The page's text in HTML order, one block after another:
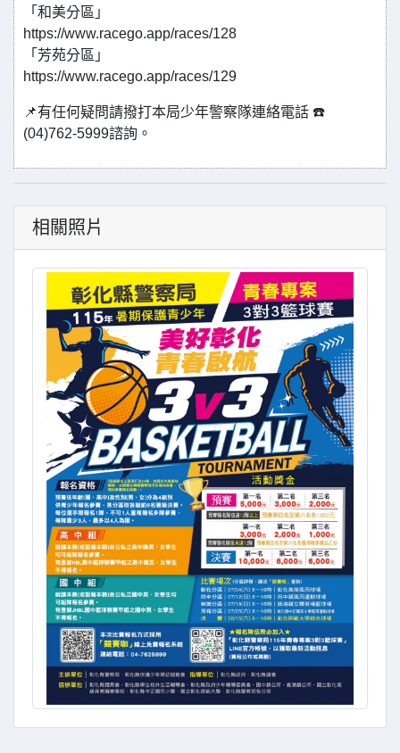
「和美分區」
https://www.racego.app/races/128
「芳苑分區」
https://www.racego.app/races/129
📌有任何疑問請撥打本局少年警察隊連絡電話 ☎️
(04)762-5999諮詢。
相關照片